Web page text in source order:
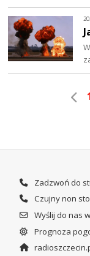
Zadzwoń do
Czujny non
Wyślij do nas
Prognoza